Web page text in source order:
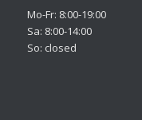
Mo-Fr: 8:00-19:00
Sa: 8:00-14:00
So: closed